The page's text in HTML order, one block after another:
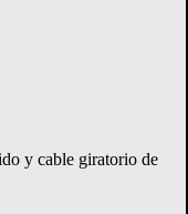
y cable giratorio de